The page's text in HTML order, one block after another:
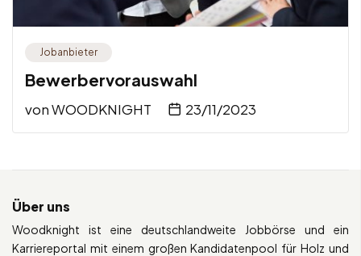
Jobanbieter
Bewerbervorauswahl
vonWOODKNIGHT 23/11/2023
Über uns
Woodknight ist eine deutschlandweite Jobbörse und ein
Karriereportal mit einem großen Kandidatenpool für Holz und